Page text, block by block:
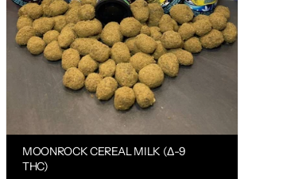
MOONROCK CEREAL MILK (Δ-9
THC)